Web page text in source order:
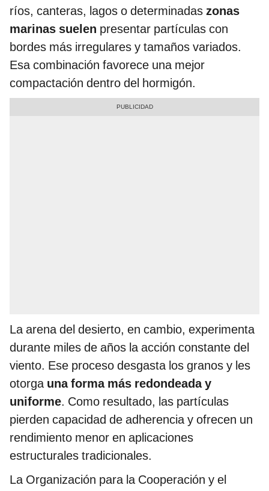
ríos, canteras, lagos o determinadas zonas
marinas suelen presentar partículas con
bordes más irregulares y tamaños variados.
Esa combinación favorece una mejor
compactación dentro del hormigón.
La arena del desierto, en cambio, experimenta
durante miles de años la acción constante del
viento. Ese proceso desgasta los granos y les
otorga una forma más redondeada y
uniforme. Como resultado, las partículas
pierden capacidad de adherencia y ofrecen un
rendimiento menor en aplicaciones
estructurales tradicionales.
La Organización para la Cooperación y el